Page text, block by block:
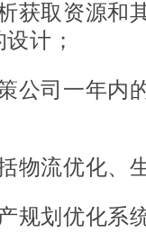
获取资源和
计；
公司一年内
物流优化、
规划优化系